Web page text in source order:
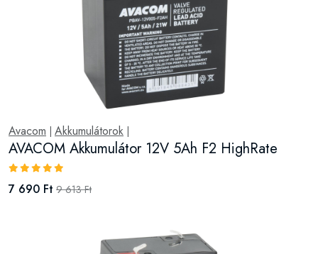
Avacom Akkumulátorok
AVACOM Akkumulátor 12V 5Ah F2 HighRate
7 690 Ft 9 613 Ft